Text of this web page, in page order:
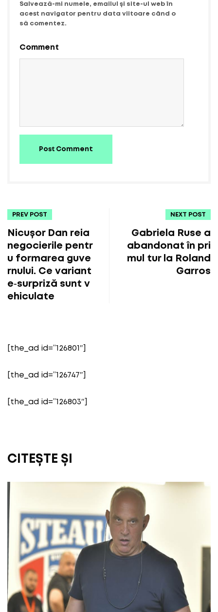
Salvează-mi numele, emailul și site-ul web în
acest navigator pentru data viitoare când o
să comentez.
Comment
Post Comment
PREV POST
Nicușor Dan reia
negocierile pentr
u formarea guve
rnului. Ce variant
e‑surpriză sunt v
ehiculate
NEXT POST
Gabriela Ruse a
abandonat în pri
mul tur la Roland
Garros
[the_ad id=”126801″]
[the_ad id=”126747″]
[the_ad id=”126803″]
CITEȘTE ȘI